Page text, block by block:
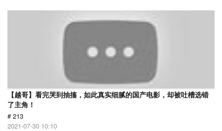
【越哥】看完哭到抽搐，如此真实细腻的国产电影，却被吐槽选错
了主角！
# 213
2021-07-30 10:10